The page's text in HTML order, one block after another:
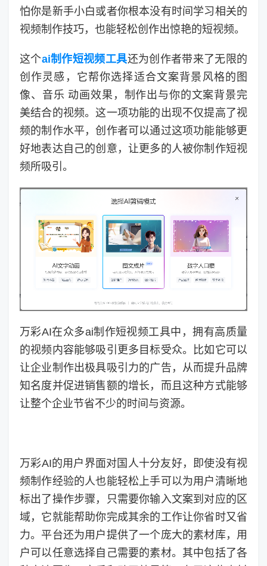
怕你是新手小白或者你根本没有时间学习相关的
视频制作技巧，也能轻松创作出惊艳的短视频。
这个ai制作短视频工具还为创作者带来了无限的
创作灵感，它帮你选择适合文案背景风格的图
像、音乐 动画效果，制作出与你的文案背景完
美结合的视频。这一项功能的出现不仅提高了视
频的制作水平，创作者可以通过这项功能能够更
好地表达自己的创意，让更多的人被你制作短视
频所吸引。
万彩AI在众多ai制作短视频工具中，拥有高质量
的视频内容能够吸引更多目标受众。比如它可以
让企业制作出极具吸引力的广告，从而提升品牌
知名度并促进销售额的增长，而且这种方式能够
让整个企业节省不少的时间与资源。
万彩AI的用户界面对国人十分友好，即使没有视
频制作经验的人也能轻松上手可以为用户清晰地
标出了操作步骤，只需要你输入文案到对应的区
域，它就能帮助你完成其余的工作让你省时又省
力。平台还为用户提供了一个庞大的素材库，用
户可以任意选择自己需要的素材。其中包括了各